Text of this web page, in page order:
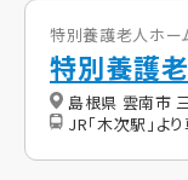
特別養護老人ホー
特別養護
島根県 雲南市
JR「木次駅」よ